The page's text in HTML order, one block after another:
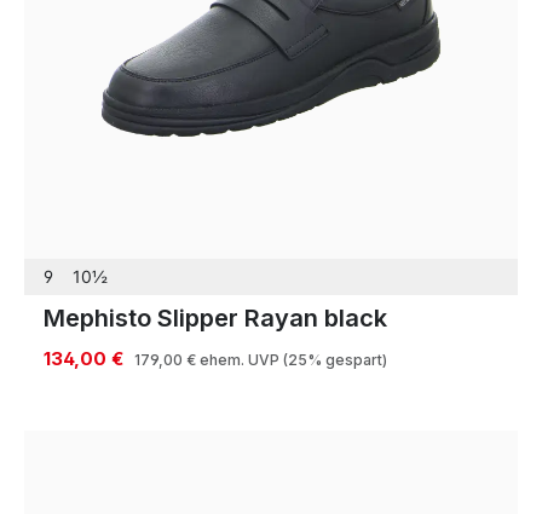
9 10½
Mephisto Slipper Rayan black
134,00 € 179,00 € ehem. UVP (25% gespart)